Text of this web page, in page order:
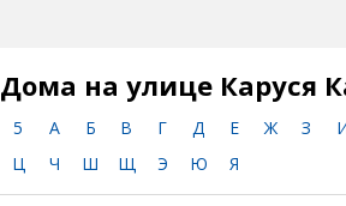
Дома на улице Каруся
5 А Б В Г Д Е Ж З
Ц
Ч Ш Щ Э Ю Я